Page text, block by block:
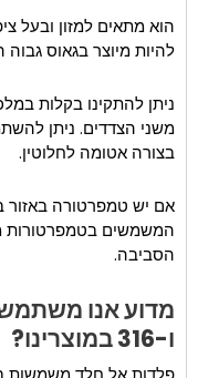
הוא מתאים למזון ובעל
להיות מיוצר בגאוס גבוה
משני הצדדים. ניתן
בצורה אטומה לחלוטין.
אם יש טמפרטורה באזור
המשמשים בטמפרטורות
הסביבה.
ו-316 במוצרינו?